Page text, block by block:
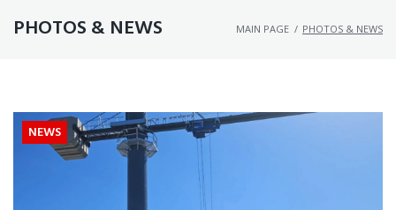
PHOTOS & NEWS MAIN PAGE / PHOTOS & NEWS
NEWS